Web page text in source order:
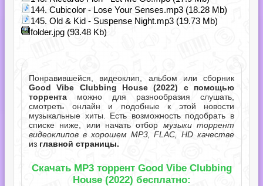
144. Cubicolor - Lose Your Senses.mp3 (18.28 Mb)
145. Old & Kid - Suspense Night.mp3 (19.73 Mb)
folder.jpg (93.48 Kb)
Понравившейся, видеоклип, альбом или сборник
Good Vibe Clubbing House (2022) с помощью
торрента можно для разнообразия слушать,
смотреть онлайн и подобные к этой новости
музыкальные хиты. Есть возможность подобрать в
списке ниже, или начать отбор музыки торрент
видеоклипов в хорошем MP3, FLAC, HD качестве
из главной страницы.
Скачать MP3 торрент Good Vibe Clubbing
House (2022) бесплатно: